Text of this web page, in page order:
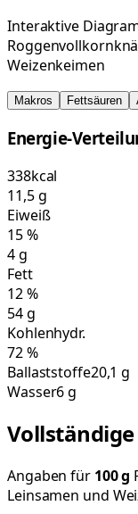
Interaktive
Weizenkeimen
Makros Fettsäuren
Energie-
338kcal
11,5g
Eiweiß
15%
4g
Fett
12%
54g
Kohlenhydr.
72%
Ballaststoffe20,1 g
Wasser6 g
Angaben für 100g
Leinsamen und